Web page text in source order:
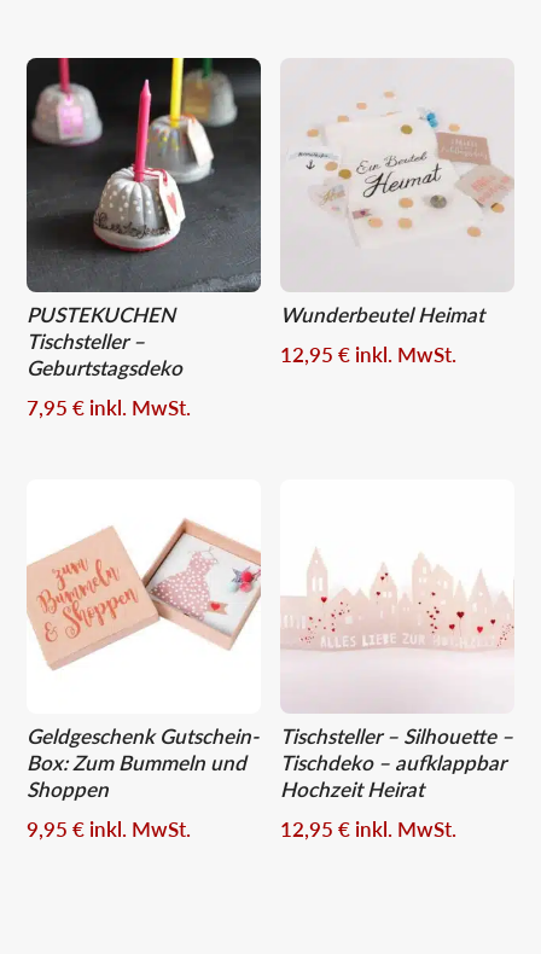
PUSTEKUCHEN
Tischsteller –
Geburtstagsdeko
7,95€ inkl. MwSt.
Wunderbeutel Heimat
12,95€ inkl. MwSt.
Geldgeschenk Gutschein-
Box: Zum Bummeln und
Shoppen
9,95€ inkl. MwSt.
Tischsteller – Silhouette –
Tischdeko – aufklappbar
Hochzeit Heirat
12,95€ inkl. MwSt.